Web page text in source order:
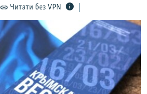
Читати без VPN